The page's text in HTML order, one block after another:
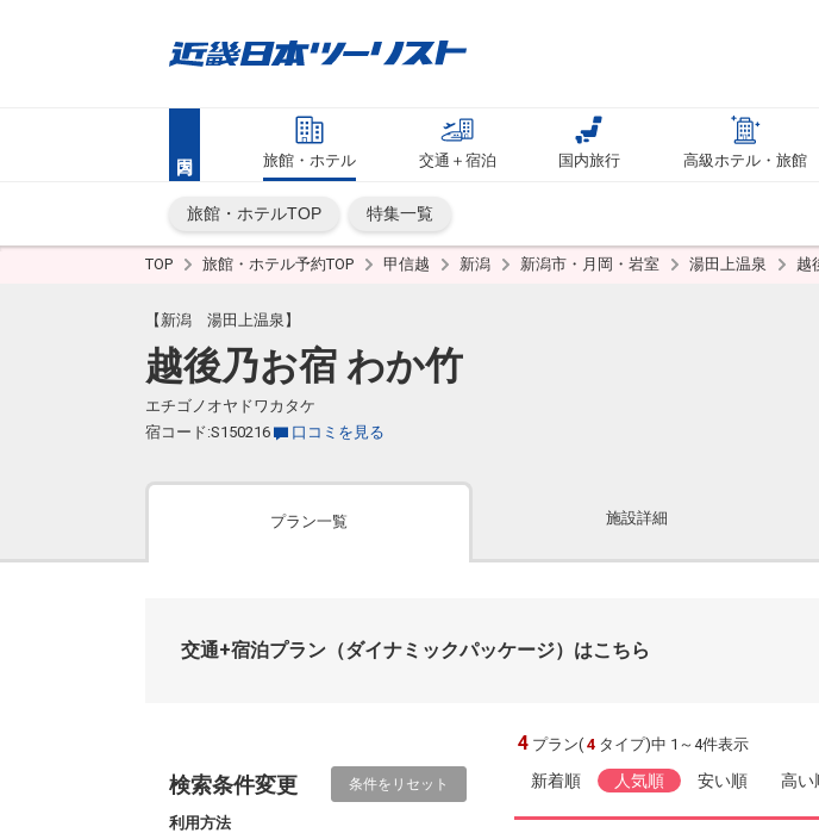
旅館・ホテル 交通＋宿泊 国内旅行 高級ホテル・旅館
旅館・ホテルTOP 特集一覧
TOP 旅館・ホテル予約TOP 甲信越 新潟 新潟市・月岡・岩室 湯田上温泉 越
【新潟 湯田上温泉】
越後乃お宿 わか竹
エチゴノオヤドワカタケ
宿コード:S150216
口コミを見る
プラン一覧 施設詳細
交通+宿泊プラン （ダイナミックパッケージ）はこちら
検索条件変更 条件をリセット
利用方法
4 プラン( 4 タイプ)中 1～4件表示
新着順 人気順 安い順 高い